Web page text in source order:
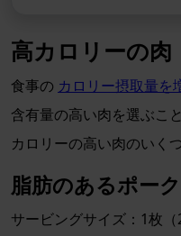
高カロリーの肉
食事の カロリー摂取量を
含有量の高い肉を選ぶこ
カロリーの高い肉のいく
脂肪のあるポー
サービングサイズ：1枚（